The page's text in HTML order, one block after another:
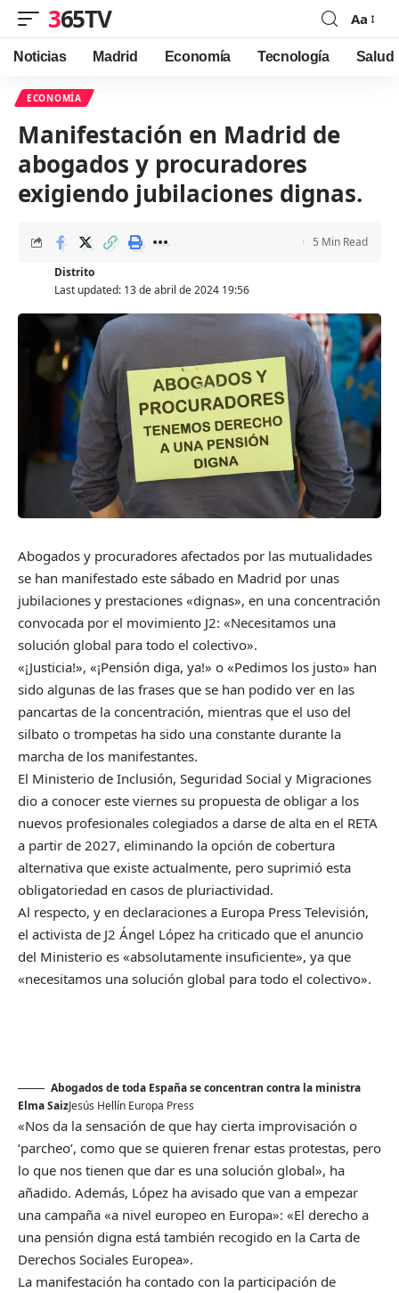
365TV
Font
Resizer
Aa
Noticias Madrid Economía Tecnología Salud
ECONOMÍA
Manifestación en Madrid de
abogados y procuradores
exigiendo jubilaciones dignas.
Last updated: 13 de abril de 2024 19:56
Distrito
5 Min Read
Abogados y procuradores afectados por las mutualidades
se han manifestado este sábado en Madrid por unas
jubilaciones y prestaciones «dignas», en una concentración
convocada por el movimiento J2: «Necesitamos una
solución global para todo el colectivo».
«¡Justicia!», «¡Pensión diga, ya!» o «Pedimos los justo» han
sido algunas de las frases que se han podido ver en las
pancartas de la concentración, mientras que el uso del
silbato o trompetas ha sido una constante durante la
marcha de los manifestantes.
El Ministerio de Inclusión, Seguridad Social y Migraciones
dio a conocer este viernes su propuesta de obligar a los
nuevos profesionales colegiados a darse de alta en el RETA
a partir de 2027, eliminando la opción de cobertura
alternativa que existe actualmente, pero suprimió esta
obligatoriedad en casos de pluriactividad.
Al respecto, y en declaraciones a Europa Press Televisión,
el activista de J2 Ángel López ha criticado que el anuncio
del Ministerio es «absolutamente insuficiente», ya que
«necesitamos una solución global para todo el colectivo».
Abogados de toda España se concentran contra la ministra
Elma SaizJesús Hellín Europa Press
«Nos da la sensación de que hay cierta improvisación o
‘parcheo’, como que se quieren frenar estas protestas, pero
lo que nos tienen que dar es una solución global», ha
añadido. Además, López ha avisado que van a empezar
una campaña «a nivel europeo en Europa»: «El derecho a
una pensión digna está también recogido en la Carta de
Derechos Sociales Europea».
La manifestación ha contado con la participación de